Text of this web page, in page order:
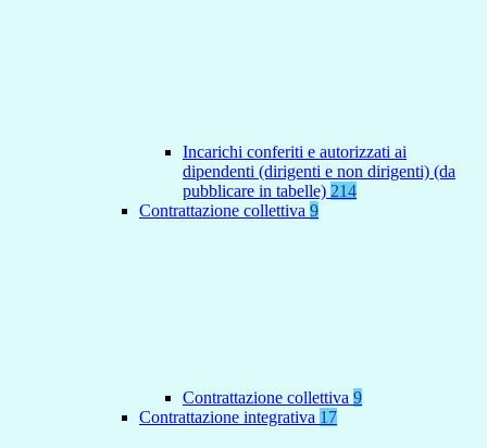
Incarichi conferiti e autorizzati ai
dipendenti (dirigenti e non dirigenti) (da
pubblicare in tabelle) 214
Contrattazione collettiva 9
Contrattazione collettiva 9
Contrattazione integrativa 17